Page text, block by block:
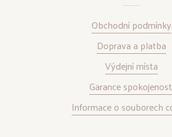
Obchodní podmínky
Doprava a platba
Výdejní místa
Garance
Informace o souborech